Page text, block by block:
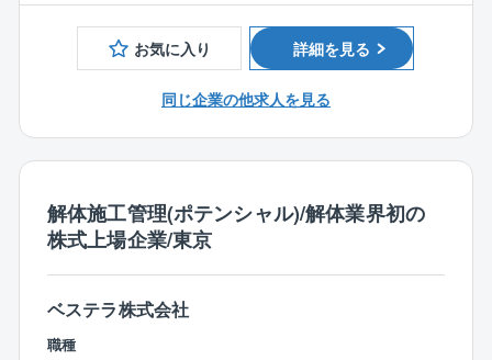
だ、現状の教育体制には改善の余地があると認識して
おり、より良い仕組みを作るべく継続的にアップデー
トを進めています。
＜プラント解体に特化した唯一の東証プライム上場企
業／17の特許を取得＞
「つくった人には壊せない」をコンセプトに、建造手
工法を確立。 リンゴ皮むき工法をはじめ17の特許を取
得しており、NHKなどのメディアでも取材実績多数。
【同社の解体工事業務の特徴】
【同社の特徴：働きやすさ】
■残業25時間程度
■施工は日中のみ
■所定労働は7時間20分で18～19時帰宅
【やりがい】
⇒解体では区画ごとではなく、1つの工事を丸ごと請負
うほか、解体工法に決まりはありません。そのため、
事例を参考にしつつも、どのように工事を進めるか0か
ら考えたり、自身の意見が反映されやすかったりと自
由度の高さが特徴です。
お気に入り 詳細を見る
同じ企業の他求人を見る
解体施工管理(ポテンシャル)/解体業界初の
株式上場企業/東京
ベステラ株式会社
職種